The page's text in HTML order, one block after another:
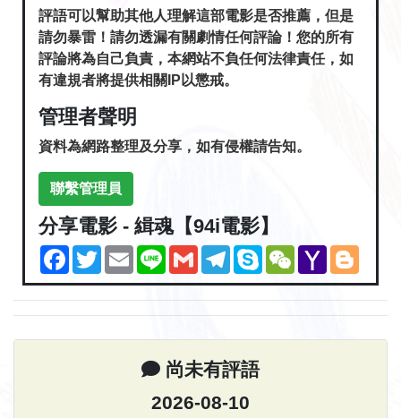
評語可以幫助其他人理解這部電影是否推薦，但是
請勿暴雷！請勿透漏有關劇情任何評論！您的所有
評論將為自己負責，本網站不負任何法律責任，如
有違規者將提供相關IP以懲戒。
管理者聲明
資料為網路整理及分享，如有侵權請告知。
聯繫管理員
分享電影 - 緝魂【94i電影】
Facebook
TwitterEmailLine GmailTelegramSkypeWeChatYahoo
Mail
尚未有評語
2026-08-10